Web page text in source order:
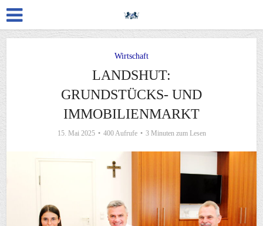
Wirtschaft
LANDSHUT:
GRUNDSTÜCKS- UND
IMMOBILIENMARKT
15. Mai 2025 400 Aufrufe 3 Minuten zum Lesen